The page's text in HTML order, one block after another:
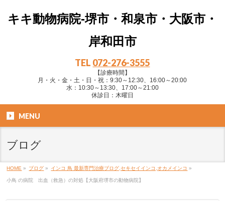
キキ動物病院-堺市・和泉市・大阪市・
岸和田市
TEL 072-276-3555
【診療時間】
月・火・金・土・日・祝：9:30～12:30、16:00～20:00
水：10:30～13:30、17:00～21:00
休診日：木曜日
MENU
ブログ
HOME » ブログ » インコ 鳥 最新専門治療ブログ,セキセイインコ,オカメインコ »
小鳥 の病院 出血（救急）の対処【大阪府堺市の動物病院】